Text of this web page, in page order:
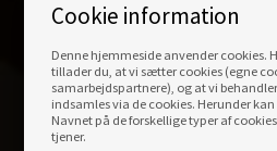
Cookie information
Denne hjemmeside anvender cookies.
tillader du, at vi sætter cookies (egne
samarbejdspartnere), og at vi
indsamles via de cookies. Herunder
Navnet på de forskellige typer af
tjener.
KONTAKTOS
Outdoornu.dk ApS